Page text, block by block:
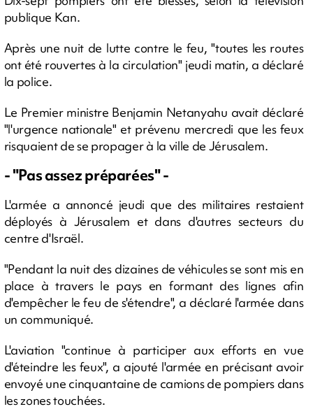
publique Kan.
Après une nuit de lutte contre le feu, "toutes les routes
ont été rouvertes à la circulation" jeudi matin, a déclaré
la police.
Le Premier ministre Benjamin Netanyahu avait déclaré
"l'urgence nationale" et prévenu mercredi que les feux
risquaient de se propager à la ville de Jérusalem.
- "Pas assez préparées" -
L'armée a annoncé jeudi que des militaires restaient
déployés à Jérusalem et dans d'autres secteurs du
centre d'Israël.
"Pendant la nuit des dizaines de véhicules se sont mis en
place à travers le pays en formant des lignes afin
d'empêcher le feu de s'étendre", a déclaré l'armée dans
un communiqué.
L'aviation "continue à participer aux efforts en vue
d'éteindre les feux", a ajouté l'armée en précisant avoir
envoyé une cinquantaine de camions de pompiers dans
les zones touchées.